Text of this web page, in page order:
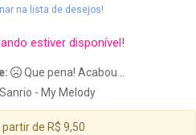
na lista de desejos!
estiver disponível!
Que pena! Acabou...
Sanrio - My Melody
partir de R$ 9,50